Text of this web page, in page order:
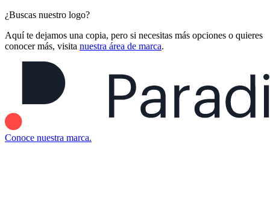
¿Buscas nuestro logo?
Aquí te dejamos una copia, pero si necesitas más opciones o quieres
conocer más, visita nuestra área de marca.
Conoce nuestra marca.